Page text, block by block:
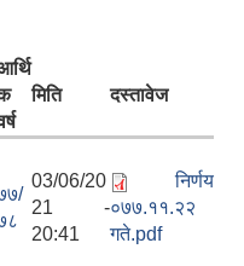
मिति दस्तावेज
03/06/20
21 -
20:41
निर्णय
०७७.११.२२
गते.pdf